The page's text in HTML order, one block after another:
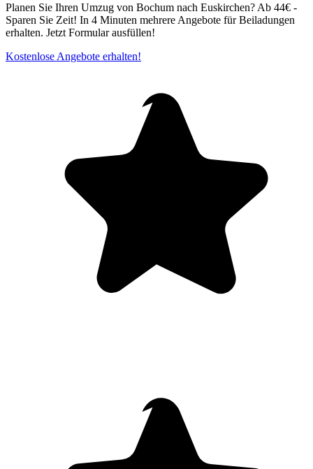
Planen Sie Ihren Umzug von Bochum nach Euskirchen? Ab 44€ -
Sparen Sie Zeit! In 4 Minuten mehrere Angebote für Beiladungen
erhalten. Jetzt Formular ausfüllen!
Kostenlose Angebote erhalten!